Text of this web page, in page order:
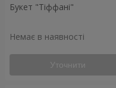
Букет "Тіффані"
Немає в наявності
Уточнити